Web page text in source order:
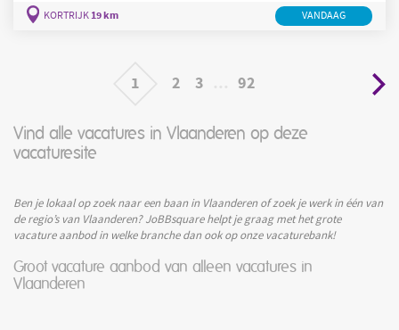
van onze activiteiten in West-Vlaanderen. Je bent de drijvende
KORTRIJK19 km VANDAAG
1 2 3 92
Vind alle vacatures in Vlaanderen op deze
vacaturesite
Ben je lokaal op zoek naar een baan in Vlaanderen of zoek je werk in één van
de regio’s van Vlaanderen? JoBBsquare helpt je graag met het grote
vacature aanbod in welke branche dan ook op onze vacaturebank!
Groot vacature aanbod van alleen vacatures in
Vlaanderen